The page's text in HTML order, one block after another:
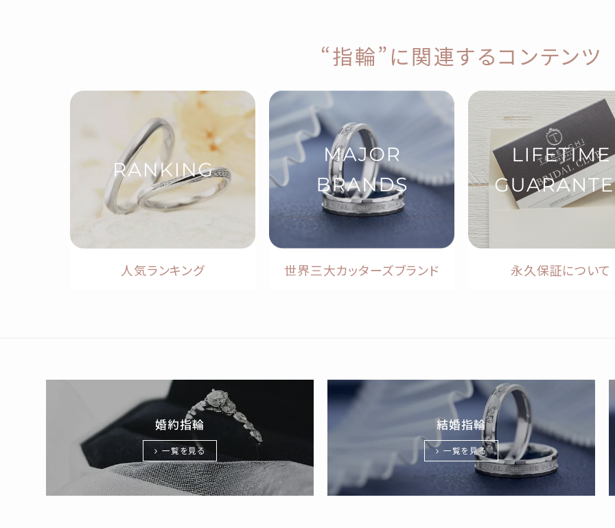
“指輪”に関連するコンテンツ
人気ランキング 世界三大カッターズブランド 永久保証について
婚約指輪
一覧を見る
結婚指輪
一覧を見る